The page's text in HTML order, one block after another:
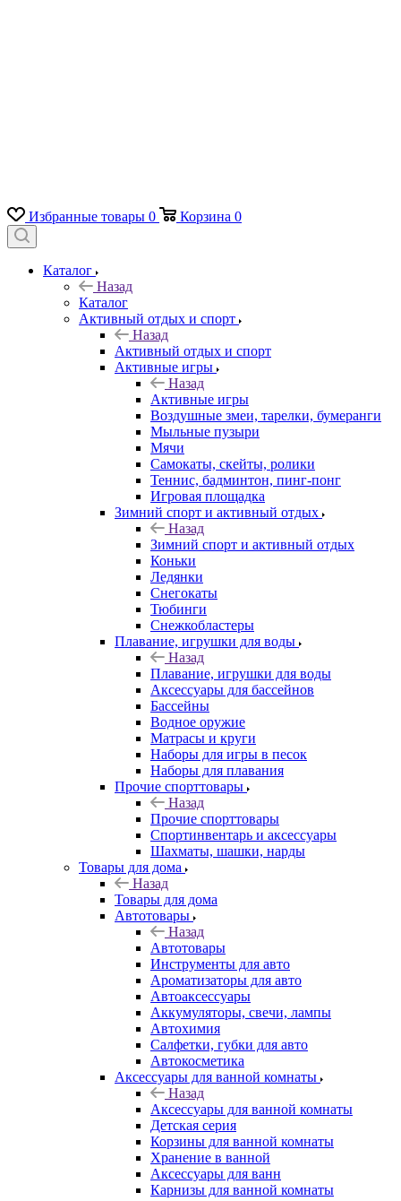
Избранные товары 0 Корзина 0
Каталог
Назад
Каталог
Активный отдых и спорт
Назад
Активный отдых и спорт
Активные игры
Назад
Активные игры
Воздушные змеи, тарелки, бумеранги
Мыльные пузыри
Мячи
Самокаты, скейты, ролики
Теннис, бадминтон, пинг-понг
Игровая площадка
Зимний спорт и активный отдых
Назад
Зимний спорт и активный отдых
Коньки
Ледянки
Снегокаты
Тюбинги
Снежкобластеры
Плавание, игрушки для воды
Назад
Плавание, игрушки для воды
Аксессуары для бассейнов
Бассейны
Водное оружие
Матрасы и круги
Наборы для игры в песок
Наборы для плавания
Прочие спорттовары
Назад
Прочие спорттовары
Спортинвентарь и аксессуары
Шахматы, шашки, нарды
Товары для дома
Назад
Товары для дома
Автотовары
Назад
Автотовары
Инструменты для авто
Ароматизаторы для авто
Автоаксессуары
Аккумуляторы, свечи, лампы
Автохимия
Салфетки, губки для авто
Автокосметика
Аксессуары для ванной комнаты
Назад
Аксессуары для ванной комнаты
Детская серия
Корзины для ванной комнаты
Хранение в ванной
Аксессуары для ванн
Карнизы для ванной комнаты